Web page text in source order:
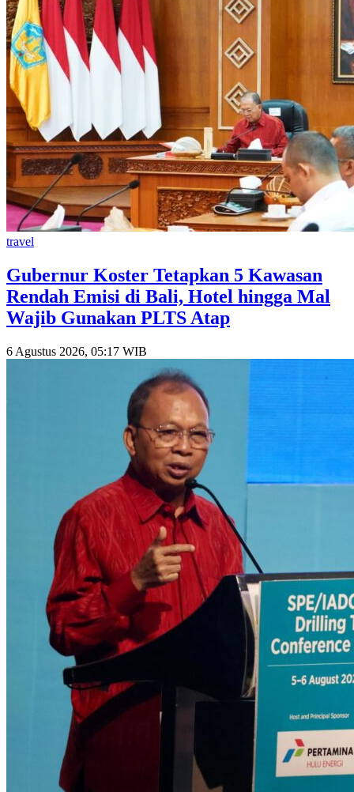
travel
Gubernur Koster Tetapkan 5 Kawasan
Rendah Emisi di Bali, Hotel hingga Mal
Wajib Gunakan PLTS Atap
6 Agustus 2026, 05:17 WIB